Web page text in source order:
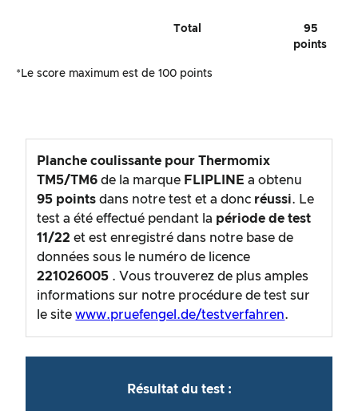
Total
95
points
*Le score maximum est de 100 points
Planche coulissante pour Thermomix
TM5/TM6 de la marque FLIPLINE a obtenu
95 pointsdans notre test et a donc réussi. Le
test a été effectué pendant la période de test
11/22 et est enregistré dans notre base de
données sous le numéro de licence
221026005 . Vous trouverez de plus amples
informations sur notre procédure de test sur
le sitewww.pruefengel.de/testverfahren.
Résultat du test :